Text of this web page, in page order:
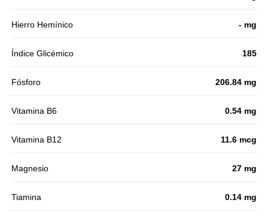
Hierro Hemínico - mg
Índice Glicémico 185
Fósforo 206.84 mg
Vitamina B6 0.54 mg
Vitamina B12 11.6 mcg
Magnesio 27 mg
Tiamina 0.14 mg